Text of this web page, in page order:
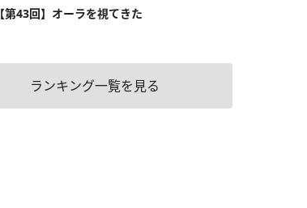
【第43回】オーラを視てきた
ランキング一覧を見る